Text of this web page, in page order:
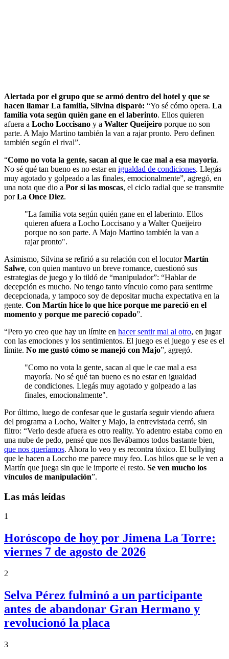
Alertada por el grupo que se armó dentro del hotel y que se
hacen llamar La familia, Silvina disparó: “Yo sé cómo opera. La
familia vota según quién gane en el laberinto. Ellos quieren
afuera a Locho Loccisano y a Walter Queijeiro porque no son
parte. A Majo Martino también la van a rajar pronto. Pero definen
también según el rival”.
“Como no vota la gente, sacan al que le cae mal a esa mayoría.
No sé qué tan bueno es no estar en igualdad de condiciones. Llegás
muy agotado y golpeado a las finales, emocionalmente”, agregó, en
una nota que dio a Por si las moscas, el ciclo radial que se transmite
porLa Once Diez.
"La familia vota según quién gane en el laberinto. Ellos
quieren afuera a Locho Loccisano y a Walter Queijeiro
porque no son parte. A Majo Martino también la van a
rajar pronto".
Asimismo, Silvina se refirió a su relación con el locutorMartín
Salwe, con quien mantuvo un breve romance, cuestionó sus
estrategias de juego y lo tildó de “manipulador”: “Hablar de
decepción es mucho. No tengo tanto vínculo como para sentirme
decepcionada, y tampoco soy de depositar mucha expectativa en la
gente. Con Martín hice lo que hice porque me pareció en el
momento y porque me pareció copado”.
“Pero yo creo que hay un límite en hacer sentir mal al otro, en jugar
con las emociones y los sentimientos. El juego es el juego y ese es el
límite. No me gustó cómo se manejó con Majo”, agregó.
"Como no vota la gente, sacan al que le cae mal a esa
mayoría. No sé qué tan bueno es no estar en igualdad
de condiciones. Llegás muy agotado y golpeado a las
finales, emocionalmente".
Por último, luego de confesar que le gustaría seguir viendo afuera
del programa a Locho, Walter y Majo, la entrevistada cerró, sin
filtro: “Verlo desde afuera es otro reality. Yo adentro estaba como en
una nube de pedo, pensé que nos llevábamos todos bastante bien,
que nos queríamos. Ahora lo veo y es recontra tóxico. El bullying
que le hacen a Loccho me parece muy feo. Los hilos que se le ven a
Martín que juega sin que le importe el resto. Se ven mucho los
vínculos de manipulación”.
Las más leídas
1
Horóscopo de hoy por Jimena La Torre:
viernes 7 de agosto de 2026
2
Selva Pérez fulminó a un participante
antes de abandonar Gran Hermano y
revolucionó la placa
3